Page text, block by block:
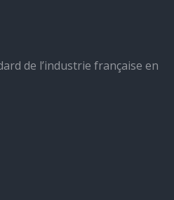
de l’industrie française en